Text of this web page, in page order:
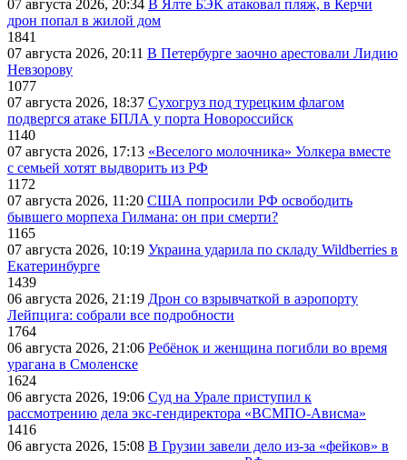
07 августа 2026, 20:34 В Ялте БЭК атаковал пляж, в Керчи
дрон попал в жилой дом
1841
07 августа 2026, 20:11 В Петербурге заочно арестовали Лидию
Невзорову
1077
07 августа 2026, 18:37 Сухогруз под турецким флагом
подвергся атаке БПЛА у порта Новороссийск
1140
07 августа 2026, 17:13 «Веселого молочника» Уолкера вместе
с семьей хотят выдворить из РФ
1172
07 августа 2026, 11:20 США попросили РФ освободить
бывшего морпеха Гилмана: он при смерти?
1165
07 августа 2026, 10:19 Украина ударила по складу Wildberries в
Екатеринбурге
1439
06 августа 2026, 21:19 Дрон со взрывчаткой в аэропорту
Лейпцига: собрали все подробности
1764
06 августа 2026, 21:06 Ребёнок и женщина погибли во время
урагана в Смоленске
1624
06 августа 2026, 19:06 Суд на Урале приступил к
рассмотрению дела экс-гендиректора «ВСМПО-Ависма»
1416
06 августа 2026, 15:08 В Грузии завели дело из-за «фейков» в